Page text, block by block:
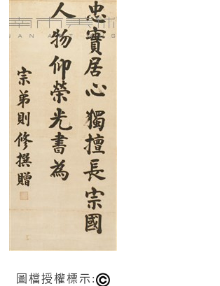
圖檔授權標示: